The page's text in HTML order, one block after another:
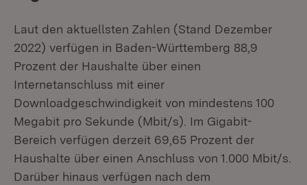
Laut den aktuellsten Zahlen (Stand Dezember
2022) verfügen in Baden-Württemberg 88,9
Prozent der Haushalte über einen
Internetanschluss mit einer
Downloadgeschwindigkeit von mindestens 100
Megabit pro Sekunde (Mbit/s). Im Gigabit-
Bereich verfügen derzeit 69,65 Prozent der
Haushalte über einen Anschluss von 1.000 Mbit/s.
Darüber hinaus verfügen nach dem